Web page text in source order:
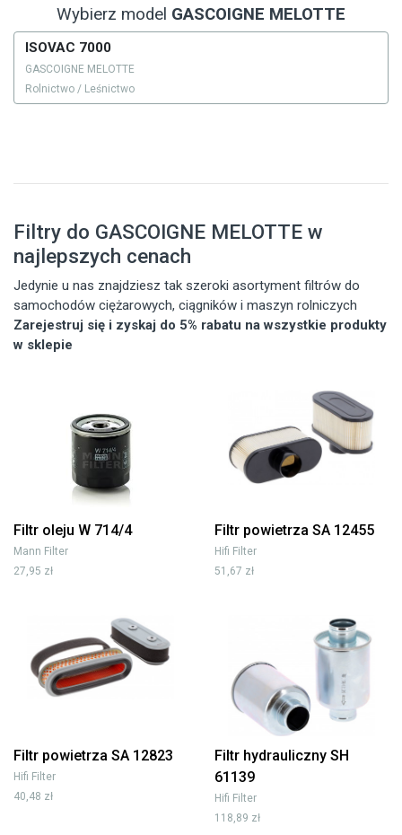
Wybierz model GASCOIGNE MELOTTE
ISOVAC 7000
GASCOIGNE MELOTTE
Rolnictwo / Leśnictwo
Filtry do GASCOIGNE MELOTTE w
najlepszych cenach
Jedynie u nas znajdziesz tak szeroki asortyment filtrów do
samochodów ciężarowych, ciągników i maszyn rolniczych
Zarejestruj się i zyskaj do 5% rabatu na wszystkie produkty
w sklepie
Filtr oleju W 714/4
Mann Filter
27,95 zł
Filtr powietrza SA 12455
Hifi Filter
51,67 zł
Filtr powietrza SA 12823
Hifi Filter
40,48 zł
Filtr hydrauliczny SH
61139
Hifi Filter
118,89 zł